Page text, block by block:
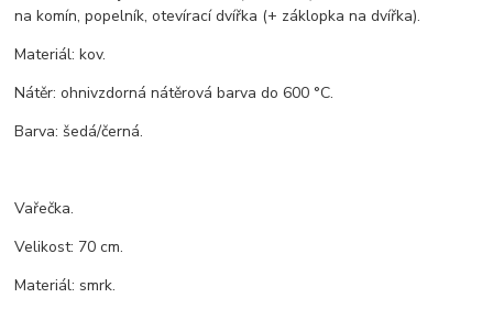
na komín, popelník, otevírací dvířka (+ záklopka na dvířka).
Materiál: kov.
Nátěr: ohnivzdorná nátěrová barva do 600 °C.
Barva: šedá/černá.
Vařečka.
Velikost: 70 cm.
Materiál: smrk.